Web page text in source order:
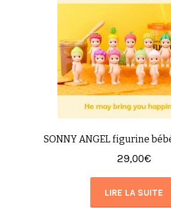
SONNY ANGEL figurine
29,00€
LIRE LA SUITE